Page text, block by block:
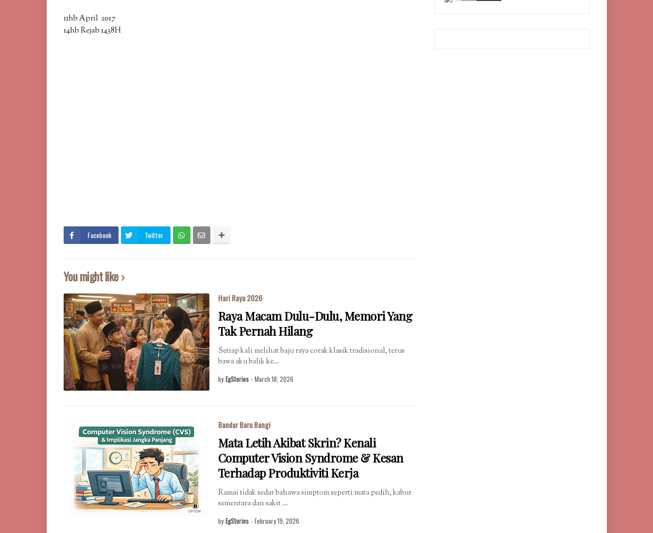
11hb April 2017
14hb Rejab 1438H
Facebook Twitter
You might like
Hari Raya 2026
Raya Macam Dulu-Dulu, Memori Yang
Tak Pernah Hilang
Setiap kali melihat baju raya corak klasik tradisional, terus
bawa aku balik ke…
by EgStories - March 18, 2026
Bandar Baru Bangi
Mata Letih Akibat Skrin? Kenali
Computer Vision Syndrome & Kesan
Terhadap Produktiviti Kerja
Ramai tidak sedar bahawa simptom seperti mata pedih, kabur
sementara dan sakit …
by EgStories - February 19, 2026